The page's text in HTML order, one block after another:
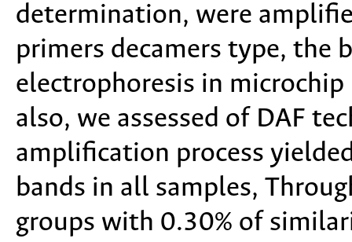
determination, were
primers decamers type, the
electrophoresis in
also, we assessed of DAF
amplification process
bands in all samples,
groups with 0.30% of